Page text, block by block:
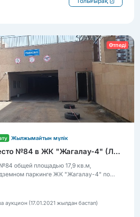
Өтпеді
Жылжымайтын мүлік
Парковочное место №84 в ЖК "Жагалау-4" (Лот 84)
общей площадью 17,9 кв.м,
паркинге ЖК "Жагалау-4" по
аукцион (17.01.2021 жылдан бастап)